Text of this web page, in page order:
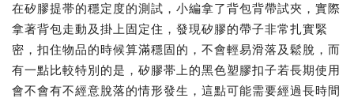
在矽膠提帯的穩定度的測試，小編拿了背包背帶試夾，實際
拿著背包走動及掛上固定住，發現矽膠的帶子非常扎實緊
密，扣住物品的時候算滿穩固的，不會輕易滑落及鬆脫，而
有一點比較特別的是，矽膠帯上的黑色塑膠扣子若長期使用
會不會有不經意脫落的情形發生，這點可能需要經過長時間